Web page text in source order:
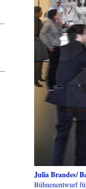
Julia Brandes/
Bühnenentwurf